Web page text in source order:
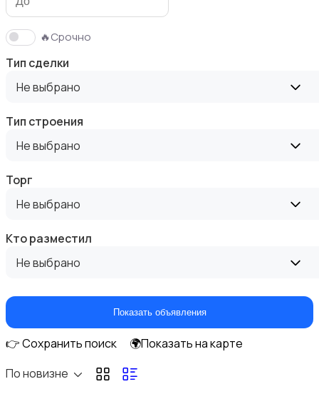
Аренда дома длительно
Аренда квартиры длительно
🔥Срочно
Тип сделки
Не выбрано
Тип строения
Не выбрано
Торг
Не выбрано
Кто разместил
Не выбрано
Показать объявления
👉 Сохранить поиск
🌍Показать на карте
По новизне